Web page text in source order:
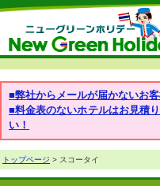
■弊社からメールが届かないお
■料金表のないホテルはお見積
い！
トップページ > スコータイ